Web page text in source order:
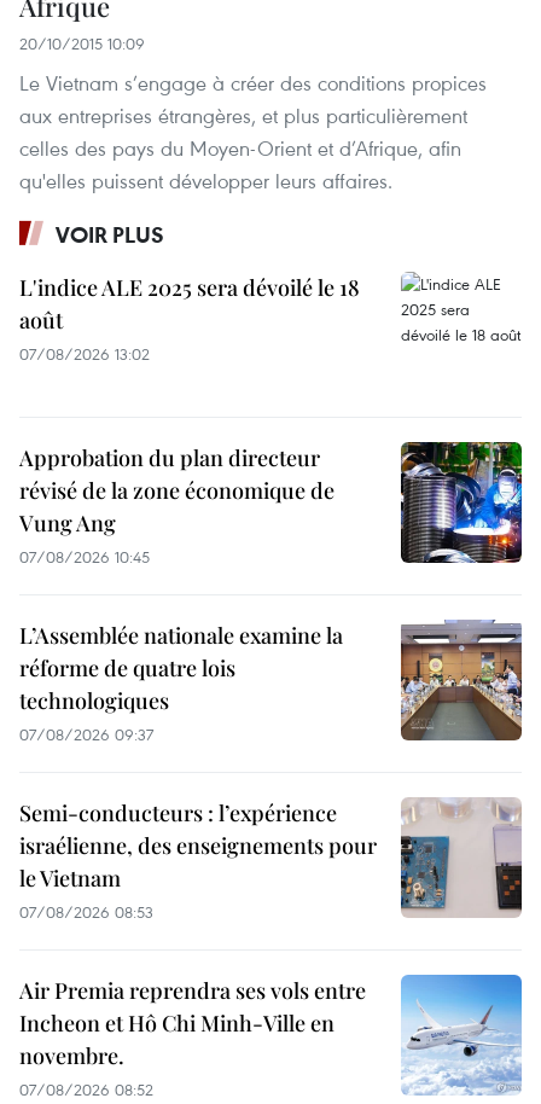
20/10/2015 10:09
Le Vietnam s’engage à créer des conditions propices
aux entreprises étrangères, et plus particulièrement
celles des pays du Moyen-Orient et d’Afrique, afin
qu'elles puissent développer leurs affaires.
VOIR PLUS
L'indice ALE 2025 sera dévoilé le 18
août
07/08/2026 13:02
Approbation du plan directeur
révisé de la zone économique de
Vung Ang
07/08/2026 10:45
L’Assemblée nationale examine la
réforme de quatre lois
technologiques
07/08/2026 09:37
Semi-conducteurs : l’expérience
israélienne, des enseignements pour
le Vietnam
07/08/2026 08:53
Air Premia reprendra ses vols entre
Incheon et Hô Chi Minh-Ville en
novembre.
07/08/2026 08:52